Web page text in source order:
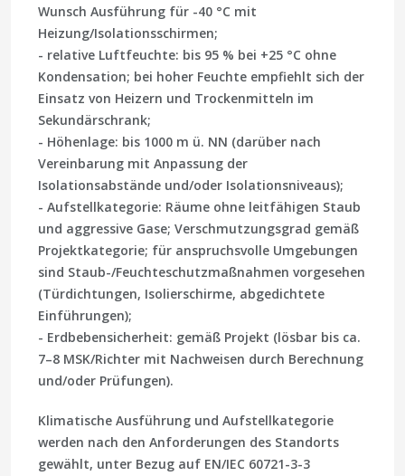
Wunsch Ausführung für -40 °C mit
Heizung/Isolationsschirmen;
- relative Luftfeuchte: bis 95 % bei +25 °C ohne
Kondensation; bei hoher Feuchte empfiehlt sich der
Einsatz von Heizern und Trockenmitteln im
Sekundärschrank;
- Höhenlage: bis 1000 m ü. NN (darüber nach
Vereinbarung mit Anpassung der
Isolationsabstände und/oder Isolationsniveaus);
- Aufstellkategorie: Räume ohne leitfähigen Staub
und aggressive Gase; Verschmutzungsgrad gemäß
Projektkategorie; für anspruchsvolle Umgebungen
sind Staub-/Feuchteschutzmaßnahmen vorgesehen
(Türdichtungen, Isolierschirme, abgedichtete
Einführungen);
- Erdbebensicherheit: gemäß Projekt (lösbar bis ca.
7–8 MSK/Richter mit Nachweisen durch Berechnung
und/oder Prüfungen).
Klimatische Ausführung und Aufstellkategorie
werden nach den Anforderungen des Standorts
gewählt, unter Bezug auf EN/IEC 60721-3-3